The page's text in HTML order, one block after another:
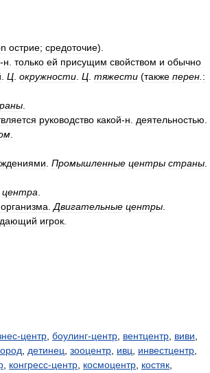
острие; средоточие).
-н только ей присущим свойством и обычно
Ц окружности Ц тяжести (также перен :
руководство какой-н деятельностью
Промышленные центры страны
центра
организма Двигательные центры
игрок
центр боулинг-центр вентцентр виви
детинец зооцентр ивц инвестцентр
конгресс-центр космоцентр костяк